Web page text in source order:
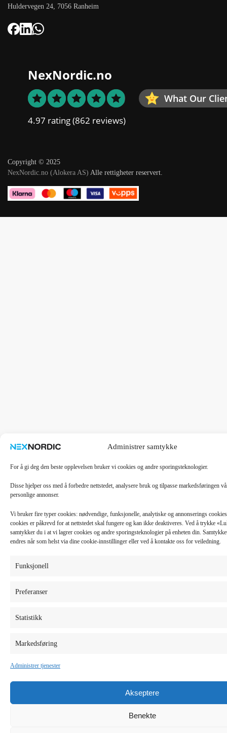
Administrer samtykke
For å gi deg den beste opplevelsen bruker vi cookies og andre sporingsteknologier.
Disse hjelper oss med å forbedre nettstedet, analysere bruk og tilpasse markedsføringen
personlige annonser.
Vi bruker fire typer cookies: nødvendige, funksjonelle, analytiske og annonserings
cookies er påkrevd for at nettstedet skal fungere og kan ikke deaktiveres. Ved å trykke
samtykker du i at vi lagrer cookies og andre sporingsteknologier på enheten din.
endres når som helst via dine cookie-innstillinger eller ved å kontakte oss for veiledning.
Funksjonell
Preferanser
Statistikk
Markedsføring
Administrer tjenester
Akseptere
Benekte
Huldervegen 24, 7056 Ranheim
NexNordic.no
What Our
4.97 rating(862 reviews)
Copyright © 2025
NexNordic.no (Alokera AS) Alle rettigheter reservert.